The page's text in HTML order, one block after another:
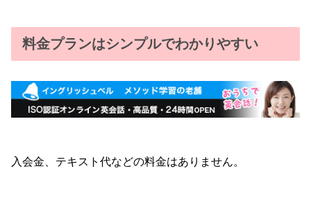
料金プランはシンプルでわかりやすい
入会金、テキスト代などの料金はありません。